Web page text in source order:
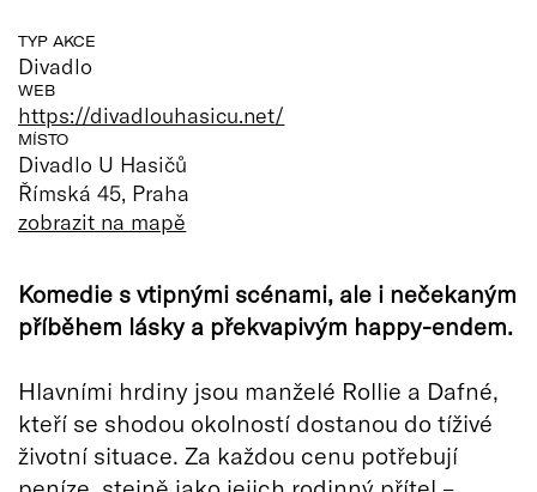
TYP AKCE
Divadlo
WEB
https://divadlouhasicu.net/
MÍSTO
Divadlo U Hasičů
Římská 45, Praha
zobrazit na mapě
Komedie s vtipnými scénami, ale i nečekaným
příběhem lásky a překvapivým happy-endem.
Hlavními hrdiny jsou manželé Rollie a Dafné,
kteří se shodou okolností dostanou do tíživé
životní situace. Za každou cenu potřebují